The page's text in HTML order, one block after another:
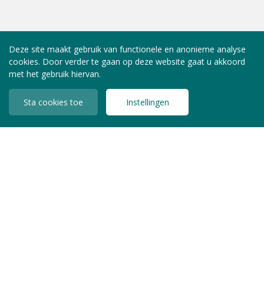
Deze site maakt gebruik van functionele en anonieme analyse
cookies. Door verder te gaan op deze website gaat u akkoord
met het gebruik hiervan.
Sta cookies toe Instellingen